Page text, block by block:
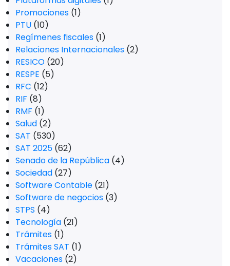
Promociones (1)
PTU (10)
Regímenes fiscales (1)
Relaciones Internacionales (2)
RESICO (20)
RESPE (5)
RFC (12)
RIF (8)
RMF (1)
Salud (2)
SAT (530)
SAT 2025 (62)
Senado de la República (4)
Sociedad (27)
Software Contable (21)
Software de negocios (3)
STPS (4)
Tecnología (21)
Trámites (1)
Trámites SAT (1)
Vacaciones (2)